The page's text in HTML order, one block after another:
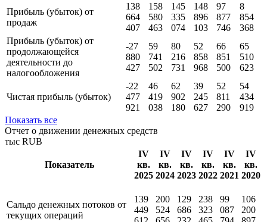
Прибыль (убыток) от
продаж
138
664
407
158
580
463
145
335
074
148
896
103
97
877
746
8
854
368
Прибыль (убыток) от
продолжающейся
деятельности до
налогообложения
-27
880
427
59
741
502
80
216
731
52
858
968
66
851
500
65
510
623
Чистая прибыль (убыток)
-22
477
921
46
419
038
62
902
180
39
245
627
52
811
290
54
434
919
Показать все
Отчет о движении денежных средств
тыс RUB
Показатель
IV
кв.
2025
IV
кв.
2024
IV
кв.
2023
IV
кв.
2022
IV
кв.
2021
IV
кв.
2020
Сальдо денежных потоков от
текущих операций
139
449
200
524
129
686
238
323
99
087
106
200